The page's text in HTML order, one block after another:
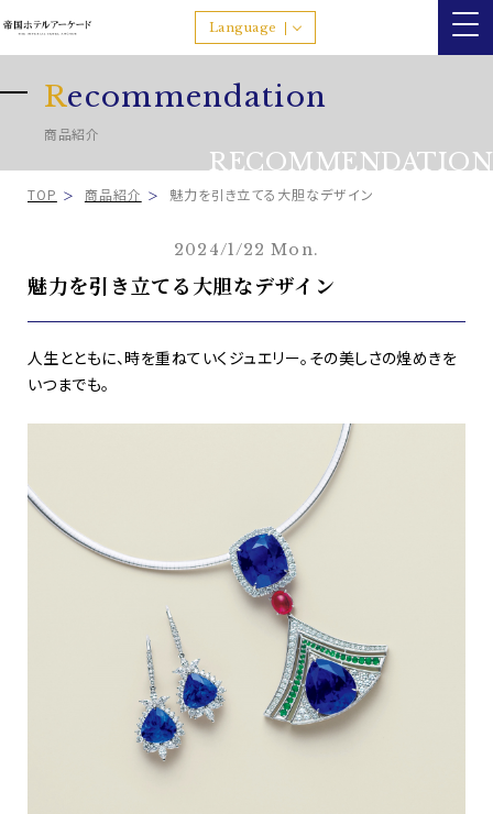
Language
Recommendation
商品紹介
RECOMMENDATION
TOP 商品紹介 魅力を引き立てる大胆なデザイン
2024/1/22 Mon.
魅力を引き立てる大胆なデザイン
人生とともに、時を重ねていくジュエリー。その美しさの煌めきを
いつまでも。